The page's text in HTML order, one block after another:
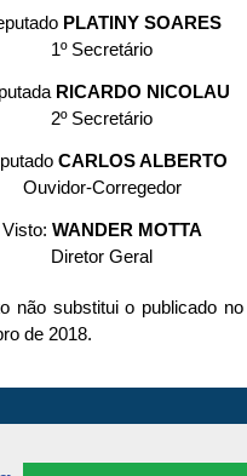
PLATINY SOARES
1º Secretário
RICARDO NICOLAU
2º Secretário
CARLOS ALBERTO
Ouvidor-Corregedor
Visto: WANDER MOTTA
Diretor Geral
não substitui o publicado
de 2018.